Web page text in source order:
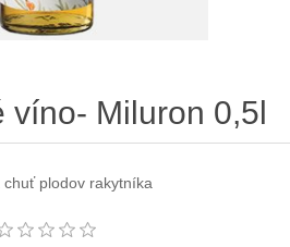
víno- Miluron 0,5l
chuť plodov rakytníka